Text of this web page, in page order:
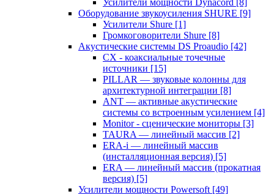
Усилители мощности Dynacord [8]
Оборудование звукоусиления SHURE [9]
Усилители Shure [1]
Громкоговорители Shure [8]
Акустические системы DS Proaudio [42]
CX - коаксиальные точечные
источники [15]
PILLAR — звуковые колонны для
архитектурной интеграции [8]
ANT — активные акустические
системы со встроенным усилением [4]
Monitor - сценические мониторы [3]
TAURA — линейный массив [2]
ERA-i — линейный массив
(инсталляционная версия) [5]
ERA — линейный массив (прокатная
версия) [5]
Усилители мощности Powersoft [49]